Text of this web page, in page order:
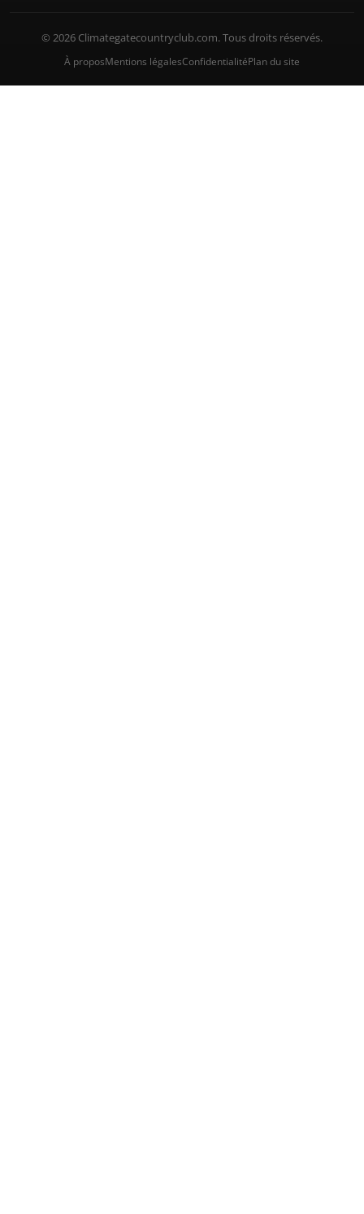
© 2026 Climategatecountryclub.com. Tous droits réservés.
À proposMentions légalesConfidentialitéPlan du site